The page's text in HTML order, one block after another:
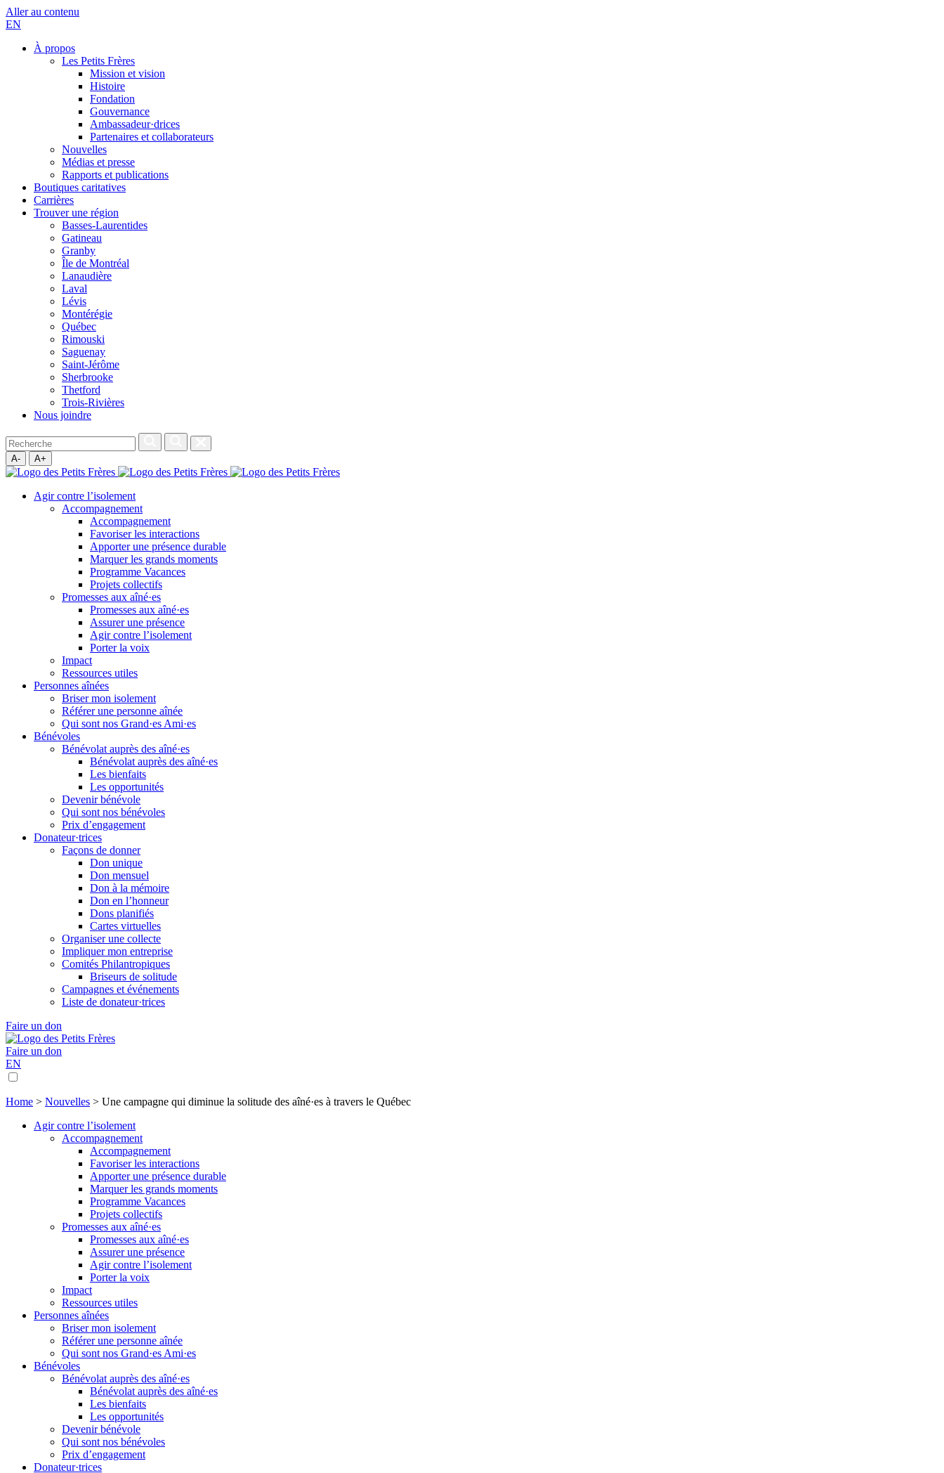
Aller au contenu
EN
À propos
Les Petits Frères
Mission et vision
Histoire
Fondation
Gouvernance
Ambassadeur·drices
Partenaires et collaborateurs
Nouvelles
Médias et presse
Rapports et publications
Boutiques caritatives
Carrières
Trouver une région
Basses-Laurentides
Gatineau
Granby
Île de Montréal
Lanaudière
Laval
Lévis
Montérégie
Québec
Rimouski
Saguenay
Saint-Jérôme
Sherbrooke
Thetford
Trois-Rivières
Nous joindre
A- A+
Agir contre l’isolement
Accompagnement
Accompagnement
Favoriser les interactions
Apporter une présence durable
Marquer les grands moments
Programme Vacances
Projets collectifs
Promesses aux aîné·es
Promesses aux aîné·es
Assurer une présence
Agir contre l’isolement
Porter la voix
Impact
Ressources utiles
Personnes aînées
Briser mon isolement
Référer une personne aînée
Qui sont nos Grand·es Ami·es
Bénévoles
Bénévolat auprès des aîné·es
Bénévolat auprès des aîné·es
Les bienfaits
Les opportunités
Devenir bénévole
Qui sont nos bénévoles
Prix d’engagement
Donateur·trices
Façons de donner
Don unique
Don mensuel
Don à la mémoire
Don en l’honneur
Dons planifiés
Cartes virtuelles
Organiser une collecte
Impliquer mon entreprise
Comités Philantropiques
Briseurs de solitude
Campagnes et événements
Liste de donateur·trices
Faire un don
Faire un don
EN
Home > Nouvelles > Une campagne qui diminue la solitude des aîné·es à travers le Québec
Agir contre l’isolement
Accompagnement
Accompagnement
Favoriser les interactions
Apporter une présence durable
Marquer les grands moments
Programme Vacances
Projets collectifs
Promesses aux aîné·es
Promesses aux aîné·es
Assurer une présence
Agir contre l’isolement
Porter la voix
Impact
Ressources utiles
Personnes aînées
Briser mon isolement
Référer une personne aînée
Qui sont nos Grand·es Ami·es
Bénévoles
Bénévolat auprès des aîné·es
Bénévolat auprès des aîné·es
Les bienfaits
Les opportunités
Devenir bénévole
Qui sont nos bénévoles
Prix d’engagement
Donateur·trices